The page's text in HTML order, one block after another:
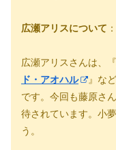
広瀬アリスについて ：
広瀬アリスさんは、『
ド・アオハル
』な
です。今回も藤原さ
待されています。小
う。